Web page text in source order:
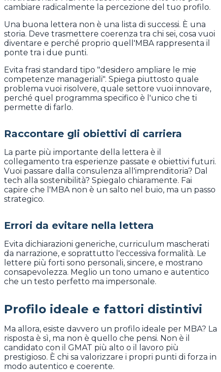
cambiare radicalmente la percezione del tuo profilo.
Una buona lettera non è una lista di successi. È una
storia. Deve trasmettere coerenza tra chi sei, cosa vuoi
diventare e perché proprio quell'MBA rappresenta il
ponte tra i due punti.
Evita frasi standard tipo "desidero ampliare le mie
competenze manageriali". Spiega piuttosto quale
problema vuoi risolvere, quale settore vuoi innovare,
perché quel programma specifico è l'unico che ti
permette di farlo.
Raccontare gli obiettivi di carriera
La parte più importante della lettera è il
collegamento tra esperienze passate e obiettivi futuri.
Vuoi passare dalla consulenza all'imprenditoria? Dal
tech alla sostenibilità? Spiegalo chiaramente. Fai
capire che l'MBA non è un salto nel buio, ma un passo
strategico.
Errori da evitare nella lettera
Evita dichiarazioni generiche, curriculum mascherati
da narrazione, e soprattutto l'eccessiva formalità. Le
lettere più forti sono personali, sincere, e mostrano
consapevolezza. Meglio un tono umano e autentico
che un testo perfetto ma impersonale.
Profilo ideale e fattori distintivi
Ma allora, esiste davvero un profilo ideale per MBA? La
risposta è sì, ma non è quello che pensi. Non è il
candidato con il GMAT più alto o il lavoro più
prestigioso. È chi sa valorizzare i propri punti di forza in
modo autentico e coerente.